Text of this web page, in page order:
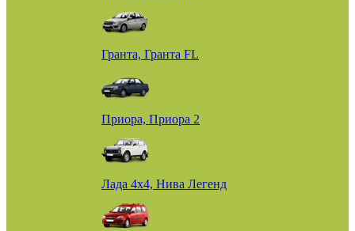
Гранта, Гранта FL
Приора, Приора 2
Лада 4х4, Нива Легенд